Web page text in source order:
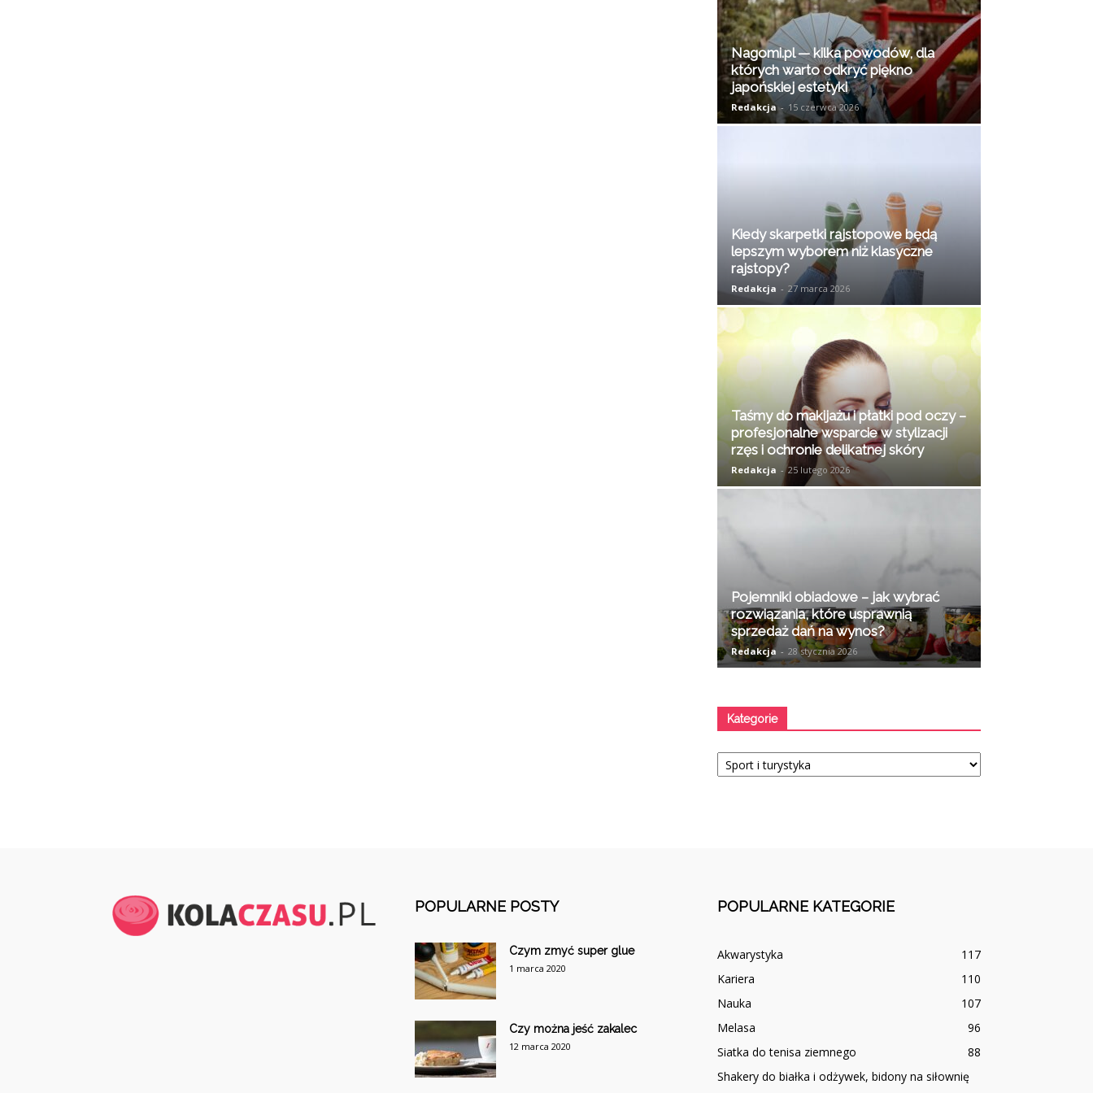
Nagomi.pl — kilka powodów, dla
których warto odkryć piękno
japońskiej estetyki
Redakcja - 15 czerwca 2026
Kiedy skarpetki rajstopowe będą
lepszym wyborem niż klasyczne
rajstopy?
Redakcja - 27 marca 2026
Taśmy do makijażu i płatki pod oczy –
profesjonalne wsparcie w stylizacji
rzęs i ochronie delikatnej skóry
Redakcja - 25 lutego 2026
Pojemniki obiadowe – jak wybrać
rozwiązania, które usprawnią
sprzedaż dań na wynos?
Redakcja - 28 stycznia 2026
Kategorie
Kategorie
POPULARNE POSTY
Czym zmyć super glue
1 marca 2020
Czy można jeść zakalec
12 marca 2020
POPULARNE KATEGORIE
Akwarystyka
117
Kariera
110
Nauka
107
Melasa
96
Siatka do tenisa ziemnego
88
Shakery do białka i odżywek, bidony na siłownię